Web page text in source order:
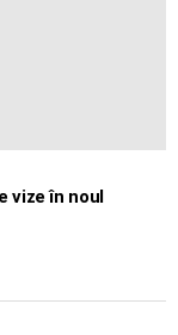
vize în noul